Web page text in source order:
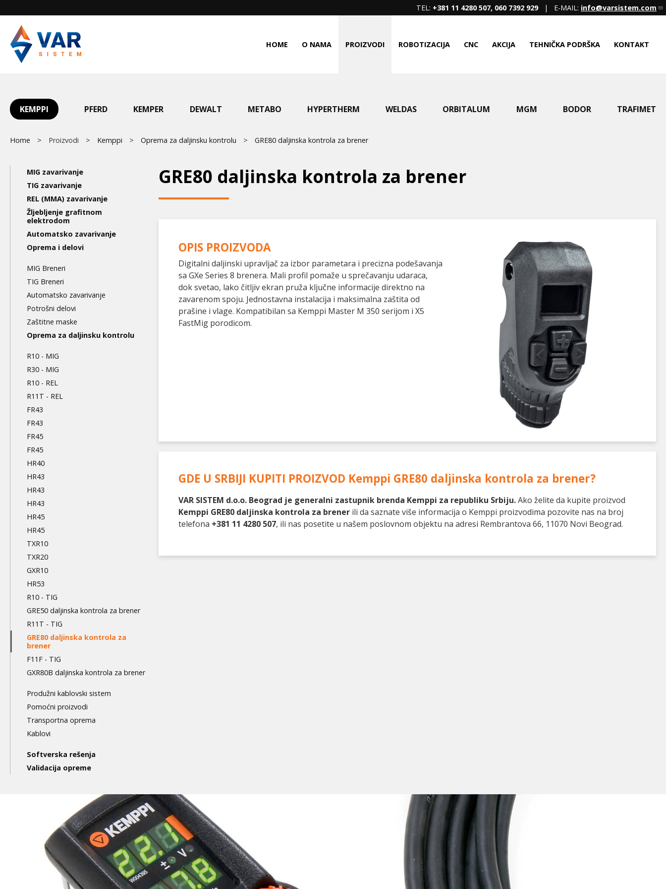
to
main
content
TEL: +381 11 4280 507, 060 7392 929| E-MAIL: info@varsistem.com
HOME O NAMA PROIZVODI ROBOTIZACIJA CNC AKCIJA TEHNIČKA PODRŠKA KONTAKT
Main
KEMPPI PFERD KEMPER DEWALT METABO HYPERTHERM WELDAS ORBITALUM MGM BODOR TRAFIMET
Breadcrumb
Home Proizvodi Kemppi Oprema za daljinsku kontrolu GRE80 daljinska kontrola za brener
GRE80 daljinska kontrola za brener
OPIS PROIZVODA
Digitalni daljinski upravljač za izbor parametara i precizna podešavanja
sa GXe Series 8 brenera. Mali profil pomaže u sprečavanju udaraca,
dok svetao, lako čitljiv ekran pruža ključne informacije direktno na
zavarenom spoju. Jednostavna instalacija i maksimalna zaštita od
prašine i vlage. Kompatibilan sa Kemppi Master M 350 serijom i X5
FastMig porodicom.
GDE U SRBIJI KUPITI PROIZVOD Kemppi GRE80 daljinska kontrola za brener?
VAR SISTEM d.o.o. Beograd je generalni zastupnik brenda Kemppi za republiku Srbiju.Ako želite da kupite proizvod
Kemppi GRE80 daljinska kontrola za brener ili da saznate više informacija o Kemppi proizvodima pozovite nas na broj
telefona +381 11 4280 507, ili nas posetite u našem poslovnom objektu na adresi Rembrantova 66, 11070 Novi Beograd.
Main
navigation
3nd
level
MIG zavarivanje
TIG zavarivanje
REL (MMA) zavarivanje
Žljebljenje grafitnom
elektrodom
Automatsko zavarivanje
Oprema i delovi
MIG Breneri
TIG Breneri
Automatsko zavarivanje
Potrošni delovi
Zaštitne maske
Oprema za daljinsku kontrolu
R10 - MIG
R30 - MIG
R10 - REL
R11T - REL
FR43
FR43
FR45
FR45
HR40
HR43
HR43
HR43
HR45
HR45
TXR10
TXR20
GXR10
HR53
R10 - TIG
GRE50 daljinska kontrola za brener
R11T - TIG
GRE80 daljinska kontrola za
brener
F11F - TIG
GXR80B daljinska kontrola za brener
Produžni kablovski sistem
Pomoćni proizvodi
Transportna oprema
Kablovi
Softverska rešenja
Validacija opreme